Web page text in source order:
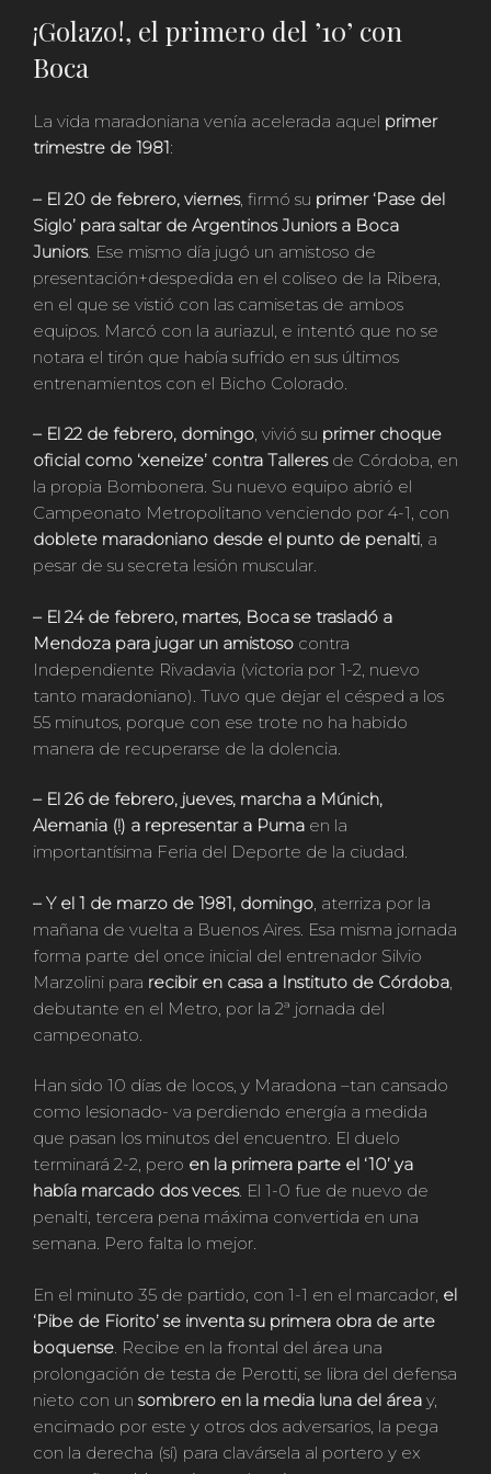
¡Golazo!, el primero del ’10’ con
Boca
La vida maradoniana venía acelerada aquel primer
trimestre de 1981:
– El 20 de febrero, viernes, firmó su primer ‘Pase del
Siglo’ para saltar de Argentinos Juniors a Boca
Juniors. Ese mismo día jugó un amistoso de
presentación+despedida en el coliseo de la Ribera,
en el que se vistió con las camisetas de ambos
equipos. Marcó con la auriazul, e intentó que no se
notara el tirón que había sufrido en sus últimos
entrenamientos con el Bicho Colorado.
– El 22 de febrero, domingo, vivió su primer choque
oficial como ‘xeneize’ contra Talleresde Córdoba, en
la propia Bombonera. Su nuevo equipo abrió el
Campeonato Metropolitano venciendo por 4-1, con
doblete maradoniano desde el punto de penalti, a
pesar de su secreta lesión muscular.
– El 24 de febrero, martes, Boca se trasladó a
Mendoza para jugar un amistoso contra
Independiente Rivadavia (victoria por 1-2, nuevo
tanto maradoniano). Tuvo que dejar el césped a los
55 minutos, porque con ese trote no ha habido
manera de recuperarse de la dolencia.
– El 26 de febrero, jueves, marcha a Múnich,
Alemania (!) a representar a Puma en la
importantísima Feria del Deporte de la ciudad.
– Y el 1 de marzo de 1981, domingo , aterriza por la
mañana de vuelta a Buenos Aires. Esa misma jornada
forma parte del once inicial del entrenador Silvio
Marzolini para recibir en casa a Instituto de Córdoba
debutante en el Metro, por la 2ª jornada del
campeonato.
Han sido 10 días de locos, y Maradona –tan cansado
como lesionado- va perdiendo energía a medida
que pasan los minutos del encuentro. El duelo
terminará 2-2, pero en la primera parte el ‘10’ ya
había marcado dos veces. El 1-0 fue de nuevo de
penalti, tercera pena máxima convertida en una
semana. Pero falta lo mejor.
En el minuto 35 de partido, con 1-1 en el marcador, el
‘Pibe de Fiorito’ se inventa su primera obra de arte
boquense . Recibe en la frontal del área una
prolongación de testa de Perotti, se libra del defensa
nieto con un sombrero en la media luna del área y,
encimado por este y otros dos adversarios, la pega
con la derecha (sí) para clavársela al portero y ex